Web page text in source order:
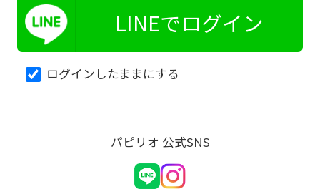
LINEでログイン
ログインしたままにする
パピリオ 公式SNS